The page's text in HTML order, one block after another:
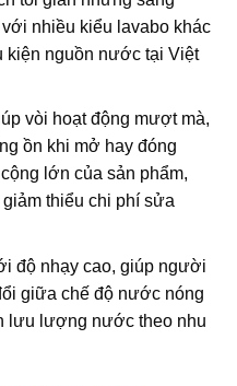
nhiều kiểu lavabo khác
kiện nguồn nước tại Việt
vòi hoạt động mượt mà,
ồn khi mở hay đóng
lớn của sản phẩm,
thiểu chi phí sửa
độ nhạy cao, giúp người
giữa chế độ nước nóng
lưu lượng nước theo nhu